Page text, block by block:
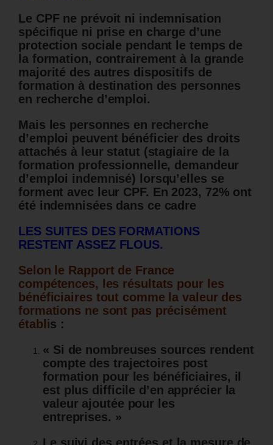
Le CPF ne prévoit ni indemnisation
spécifique ni prise en charge d’une
protection sociale pendant le temps de
la formation, contrairement à la grande
majorité des autres dispositifs de
formation à destination des personnes
en recherche d’emploi.
Mais les personnes en recherche
d’emploi peuvent bénéficier des droits
attachés à leur statut (stagiaire de la
formation professionnelle, demandeur
d’emploi indemnisé) lorsqu’elles se
forment avec leur CPF. En 2023, 72% ont
été indemnisées dans ce cadre
LES SUITES DES FORMATIONS
RESTENT ASSEZ FLOUS.
Selon le Rapport de France
compétences, les résultats pour les
bénéficiaires tout comme la valeur des
formations ne sont pas précisément
établis :
« Si de nombreuses sources rendent
compte des trajectoires post
formation pour les bénéficiaires, il
est plus difficile d’en apprécier la
valeur ajoutée pour les
entreprises. »